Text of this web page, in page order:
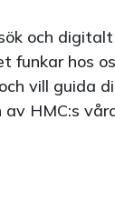
och
funkar hos
vill guida
HMC:s